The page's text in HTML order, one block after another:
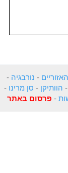
- נורבגיה -
- הוותיקן - סן מרינו -
- פרסום באתר